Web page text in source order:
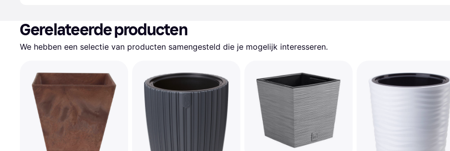
Gerelateerde producten
We hebben een selectie van producten samengesteld die je mogelijk interesseren.